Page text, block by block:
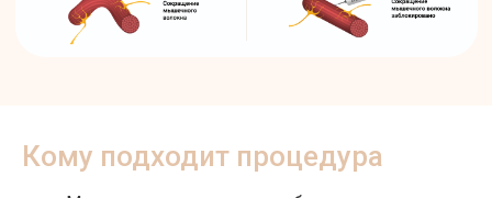
Кому подходит процедура
МЕХАНИЗМ ДЕЙСТВИЯ И СУТЬ